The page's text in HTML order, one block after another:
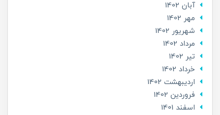
آبان 1402
مهر 1402
شهریور 1402
مرداد 1402
تير 1402
خرداد 1402
ارديبهشت 1402
فروردین 1402
اسفند 1401